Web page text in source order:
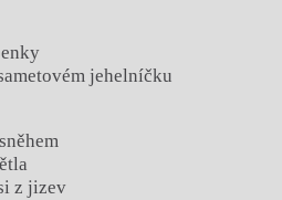
jehelníčku
z jizev